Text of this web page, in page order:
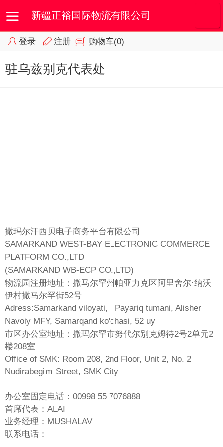
新疆正裕国际物流有限公司
首页 我的订单 会员专区
登录 注册 购物车(0)
驻乌兹别克代表处
撒玛尔汗西贝电子商务平台有限公司
SAMARKAND WEST-BAY ELECTRONIC COMMERCE
PLATFORM CO.,LTD
(SAMARKAND WB-ECP CO.,LTD)
物流园注册地址： 撒马尔罕州帕亚力克区阿里舍尔·纳沃
伊村撒马尔罕街52号
Adress:Samarkand viloyati, Payariq tumani, Alisher
Navoiy MFY, Samarqand ko'chasi, 52 uy
市区办公室地址：撒玛尔罕市努代尔别克姆待2号2单元2
楼208室
Office of SMK: Room 208, 2nd Floor, Unit 2, No. 2
Nudirabegiｍ Street, SMK City
办公室固定电话：00998 55 7076888
首席代表：ALAI
业务经理：MUSHALAV
联系电话：